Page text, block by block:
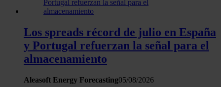
Los spreads récord de julio en España
y Portugal refuerzan la señal para el
almacenamiento
Aleasoft Energy Forecasting05/08/2026